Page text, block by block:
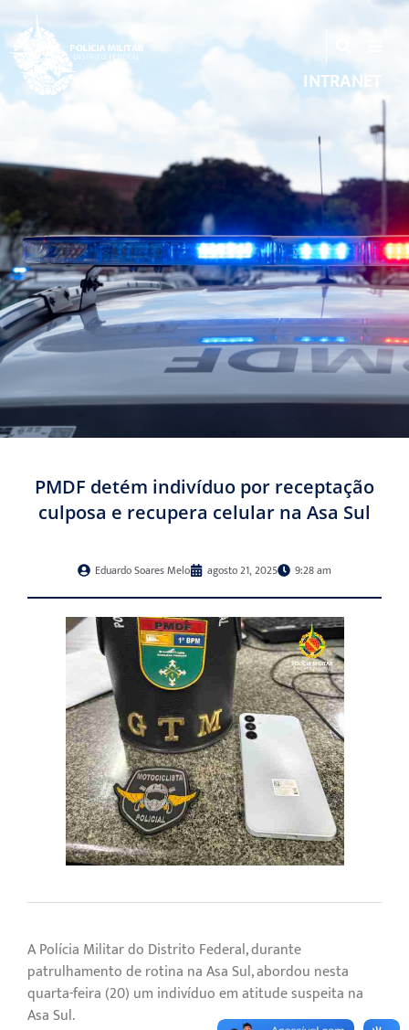
INTRANET
PMDF detém indivíduo por receptação
culposa e recupera celular na Asa Sul
Eduardo Soares Melo agosto 21, 2025 9:28 am
A Polícia Militar do Distrito Federal, durante
patrulhamento de rotina na Asa Sul, abordou nesta
quarta-feira (20) um indivíduo em atitude suspeita na
Asa Sul.